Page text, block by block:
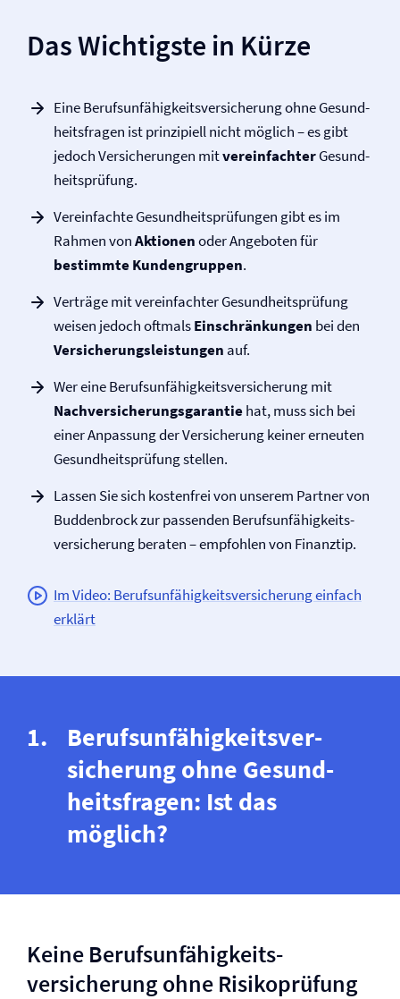
Das Wichtigste in Kürze
Eine Berufs­un­fähig­keits­ver­siche­rung ohne Ge­sund­
heits­fragen ist prinzipiell nicht möglich – es gibt
jedoch Versicherungen mitvereinfachterGesund­
heits­prü­fung.
Vereinfachte Gesundheitsprüfungen gibt es im
Rahmen vonAktionenoder Angeboten für
bestimmte Kundengruppen.
Verträge mit vereinfachter Gesund­heits­prü­fung
weisen jedoch oftmalsEinschränkungen bei den
Ver­siche­rungs­leistungen auf.
Wer eine Berufs­unfähigkeits­versicherung mit
Nach­versicherungsgarantiehat, muss sich bei
einer Anpassung der Versicherung keiner erneuten
Gesundheitsprüfung stellen.
Lassen Sie sich kostenfrei von unserem Partner von
Buddenbrock zur passenden Berufs­unfähigkeits­­
versicherung beraten – empfohlen von Finanztip.
Im Video: Berufs­unfähigkeits­versicherung einfach
erklärt
Berufs­un­fähig­keits­ver­
siche­rung ohne Ge­sund­
heits­fragen: Ist das
möglich?
Keine Berufs­unfähigkeits­
versicherung ohne Risikoprüfung